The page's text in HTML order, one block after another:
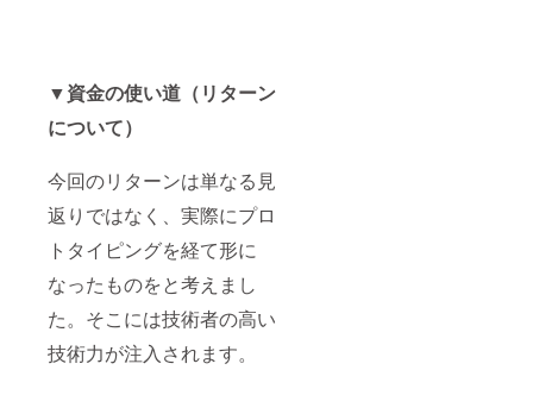
▼資金の使い道（リターン
について）
今回のリターンは単なる見
返りではなく、実際にプロ
トタイピングを経て形に
なったものをと考えまし
た。そこには技術者の高い
技術力が注入されます。